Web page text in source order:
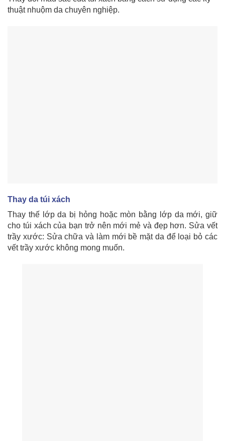
thuật nhuộm da chuyên nghiệp.
Thay da túi xách
Thay thế lớp da bị hỏng hoặc mòn bằng lớp da mới, giữ
cho túi xách của bạn trở nên mới mẻ và đẹp hơn. Sửa vết
trầy xước: Sửa chữa và làm mới bề mặt da để loại bỏ các
vết trầy xước không mong muốn.